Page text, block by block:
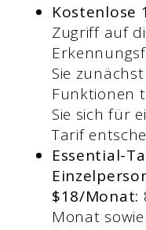
Kostenlose
Zugriff auf
Sie
Funktionen
Sie sich für
Tarif
Essential-
$18/Monat:
Monat